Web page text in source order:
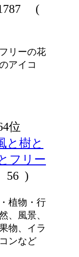
(
リーの花
アイコ
位
と樹と
フリー
56 )
植物・行
、風景、
物、イラ
ンなど